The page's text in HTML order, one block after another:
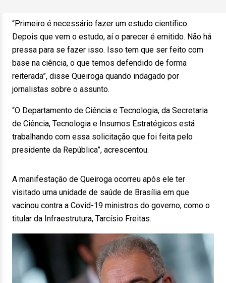
“Primeiro é necessário fazer um estudo científico.
Depois que vem o estudo, aí o parecer é emitido. Não há
pressa para se fazer isso. Isso tem que ser feito com
base na ciência, o que temos defendido de forma
reiterada”, disse Queiroga quando indagado por
jornalistas sobre o assunto.
“O Departamento de Ciência e Tecnologia, da Secretaria
de Ciência, Tecnologia e Insumos Estratégicos está
trabalhando com essa solicitação que foi feita pelo
presidente da República”, acrescentou.
A manifestação de Queiroga ocorreu após ele ter
visitado uma unidade de saúde de Brasília em que
vacinou contra a Covid-19 ministros do governo, como o
titular da Infraestrutura, Tarcísio Freitas.